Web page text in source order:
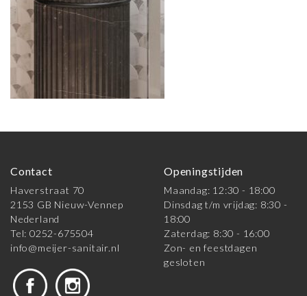
Contact
Haverstraat 70
2153 GB Nieuw-Vennep
Nederland
Tel: 0252-675504
info@meijer-sanitair.nl
Openingstijden
Maandag: 12:30 - 18:00
Dinsdag t/m vrijdag: 8:30 -
18:00
Zaterdag: 8:30 - 16:00
Zon- en feestdagen
gesloten